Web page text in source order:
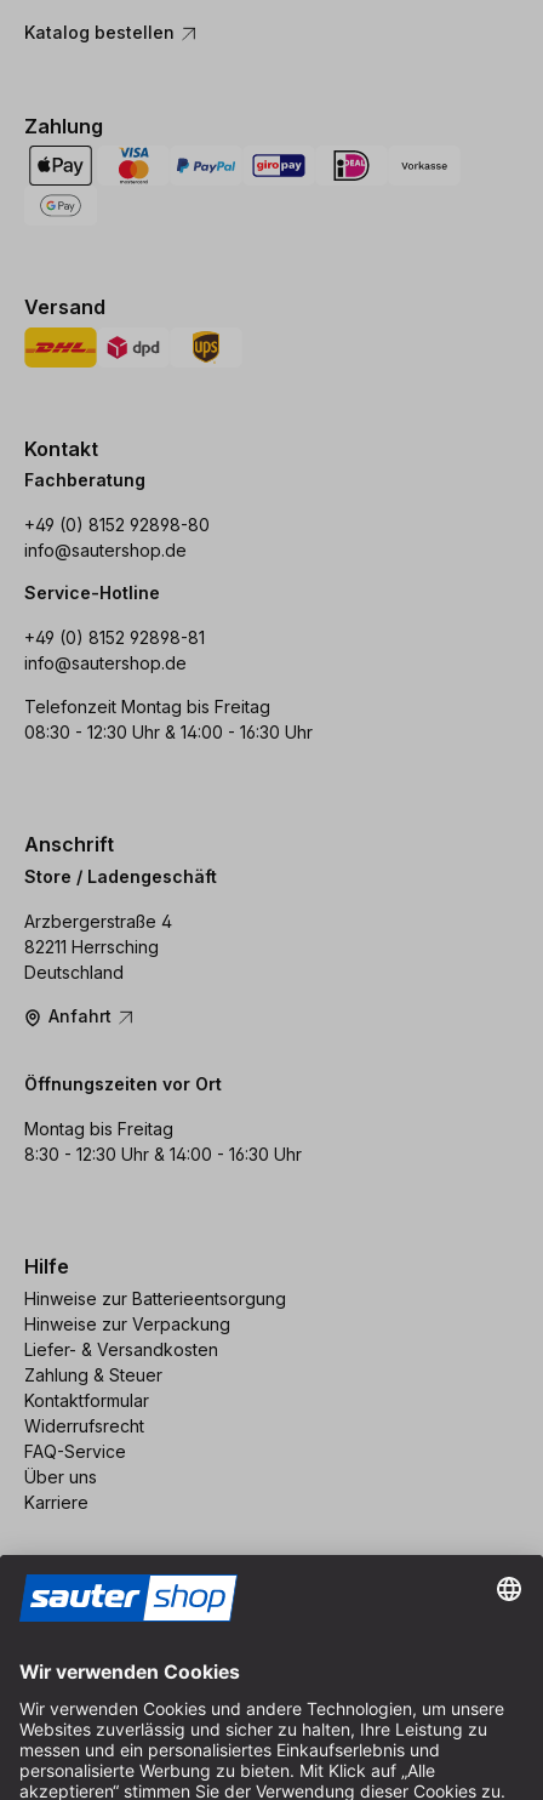
Katalog bestellen
Zahlung
Versand
Kontakt
Fachberatung
+49 (0) 8152 92898-80
info@sautershop.de
Service-Hotline
+49 (0) 8152 92898-81
info@sautershop.de
Telefonzeit Montag bis Freitag
08:30 - 12:30 Uhr & 14:00 - 16:30 Uhr
Anschrift
Store / Ladengeschäft
Arzbergerstraße 4
82211 Herrsching
Deutschland
Anfahrt
Öffnungszeiten vor Ort
Montag bis Freitag
8:30 - 12:30 Uhr & 14:00 - 16:30 Uhr
Hilfe
Hinweise zur Batterieentsorgung
Hinweise zur Verpackung
Liefer- & Versandkosten
Zahlung & Steuer
Kontaktformular
Widerrufsrecht
FAQ-Service
Über uns
Karriere
Impressum
AGB
Datenschutz